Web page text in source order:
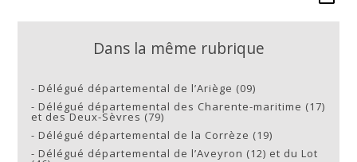
Dans la même rubrique
-Délégué départemental de l’Ariège (09)
-Délégué départemental des Charente-maritime (17)
et des Deux-Sèvres (79)
-Délégué départemental de la Corrèze (19)
-Délégué départemental de l’Aveyron (12) et du Lot